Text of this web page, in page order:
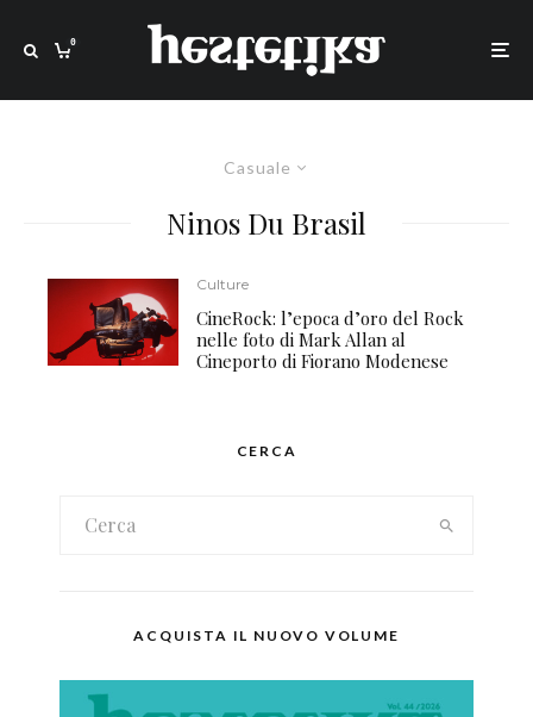
0
Casuale
Ninos Du Brasil
Culture
CineRock: l’epoca d’oro del Rock
nelle foto di Mark Allan al
Cineporto di Fiorano Modenese
CERCA
ACQUISTA IL NUOVO VOLUME